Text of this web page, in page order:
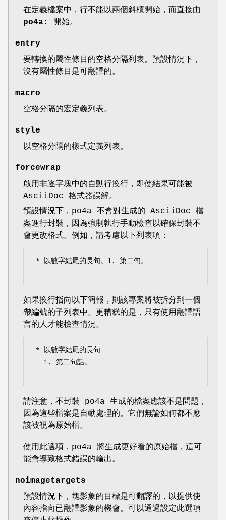
在定義檔案中，行不能以兩個斜槓開始，而直接由
po4a:
開始。
entry
要轉換的屬性條目的空格分隔列表。預設情況下，
沒有屬性條目是可翻譯的。
macro
空格分隔的宏定義列表。
style
以空格分隔的樣式定義列表。
forcewrap
啟用非逐字塊中的自動行換行，即使結果可能被
AsciiDoc 格式器誤解。
預設情況下，po4a 不會對生成的 AsciiDoc 檔
案進行封裝，因為強制執行手動檢查以確保封裝不
會更改格式。例如，請考慮以下列表項：
如果換行指向以下簡報，則該專案將被拆分到一個
帶編號的子列表中。更糟糕的是，只有使用翻譯語
言的人才能檢查情況。
請注意，不封裝 po4a 生成的檔案應該不是問題，
因為這些檔案是自動處理的。它們無論如何都不應
該被視為原始檔。
使用此選項，po4a 將生成更好看的原始檔，這可
能會導致格式錯誤的輸出。
noimagetargets
預設情況下，塊影象的目標是可翻譯的，以提供使
內容指向已翻譯影象的機會。可以通過設定此選項